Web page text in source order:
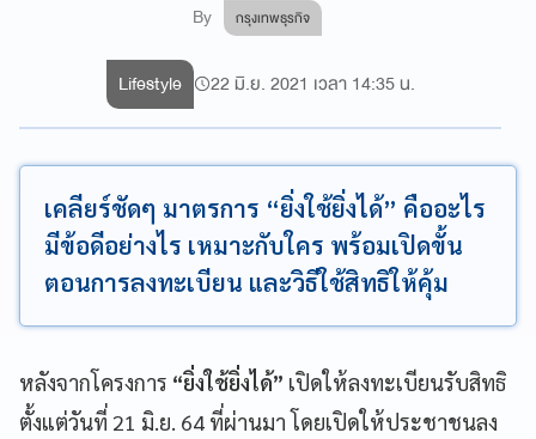
By กรุงเทพธุรกิจ
Lifestyle 22 มิ.ย. 2021 เวลา 14:35 น.
เคลียร์ชัดๆ มาตรการ “ยิ่งใช้ยิ่งได้” คืออะไร
มีข้อดีอย่างไร เหมาะกับใคร พร้อมเปิดขั้น
ตอนการลงทะเบียน และวิธีใช้สิทธิให้คุ้ม
หลังจากโครงการ “ยิ่งใช้ยิ่งได้” เปิดให้ลงทะเบียนรับสิทธิ
ตั้งแต่วันที่ 21 มิ.ย. 64 ที่ผ่านมา โดยเปิดให้ประชาชนลง